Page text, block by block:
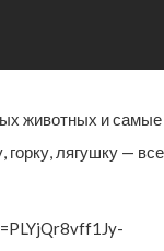
животных и
лягушку —